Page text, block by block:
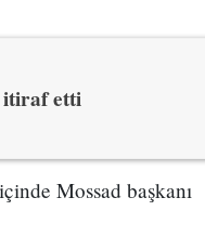
etti
Mossad başkanı